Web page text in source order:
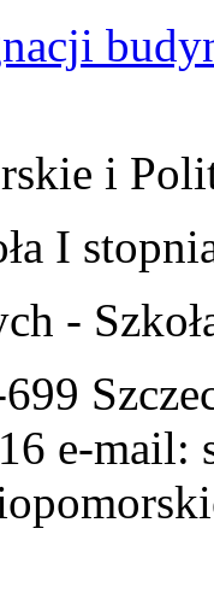
i
I
-
e-mail: